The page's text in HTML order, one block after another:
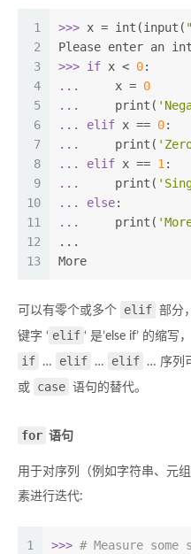
1
2
3
4
5
6
7
8
9
10
11
12
13
>>> x = int(input(
Please enter an
>>> if x < 0:
...
    x =
0
...
    print(
... elif x == 0:
...
    print(
... elif x == 1 :
...
    print(
... else:
...
    print(
...
More
可以有零个或多个 elif 部分
键字 ‘ elif ‘ 是’else if’ 的缩
if … elif … elif … 序列
或 case 语句的替代。
for 语句
用于对序列（例如字符串、元
素进行迭代:
1
>>> # Measure